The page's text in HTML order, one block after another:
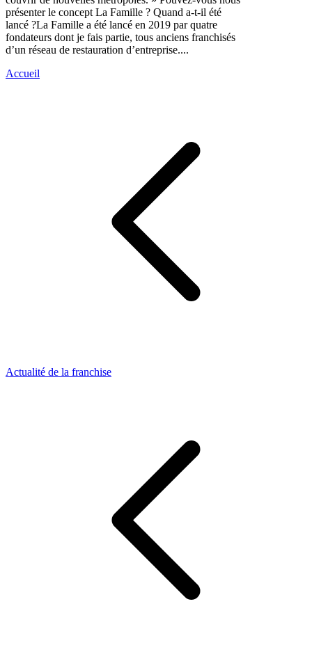
présenter le concept La Famille ? Quand a-t-il été
lancé ?La Famille a été lancé en 2019 par quatre
fondateurs dont je fais partie, tous anciens franchisés
d’un réseau de restauration d’entreprise....
Accueil
Actualité de la franchise